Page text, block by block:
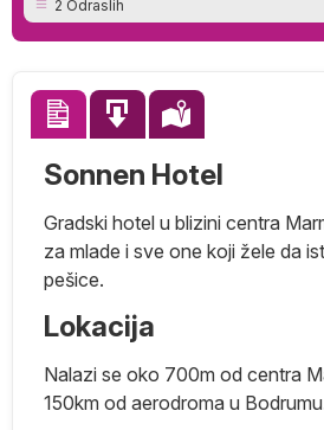
2 Odraslih
Sonnen Hotel
Gradski hotel u blizini centra
za mlade i sve one koji žele da
pešice.
Lokacija
Nalazi se oko 700m od centra
150km od aerodroma u